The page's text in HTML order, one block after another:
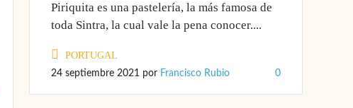
Piriquita es una pastelería, la más famosa de
toda Sintra, la cual vale la pena conocer....
PORTUGAL
24 septiembre 2021 por Francisco Rubio 0